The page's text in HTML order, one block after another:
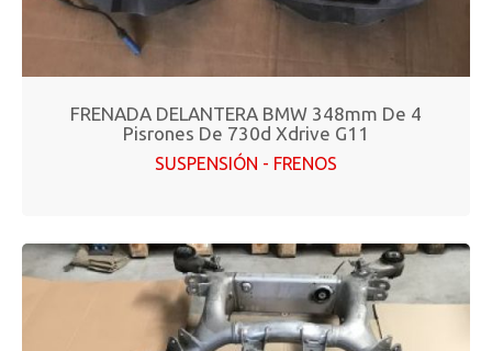
FRENADA DELANTERA BMW 348mm De 4
Pisrones De 730d Xdrive G11
SUSPENSIÓN - FRENOS